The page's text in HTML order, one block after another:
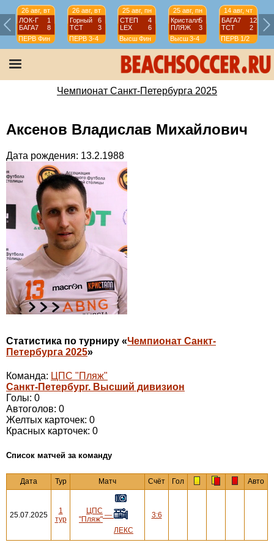
26 авг, вт
ЛОК-Г
1
БАГА7
8
ПЕРВ Фин
26 авг, вт
Горный
6
ТСТ
3
ПЕРВ 3-4
25 авг, пн
СТЕП
4
LEX
6
Высш Фин
25 авг, пн
Кристалл5
ПЛЯЖ
3
Высш 3-4
14 авг, чт
БАГА7
12
ТСТ
2
ПЕРВ 1/2
Чемпионат Санкт-Петербурга 2025
Аксенов Владислав Михайлович
Дата рождения: 13.2.1988
Статистика по турниру «Чемпионат Санкт-
Петербурга 2025»
Команда: ЦПС "Пляж"
Санкт-Петербург. Высший дивизион
Голы: 0
Автоголов: 0
Желтых карточек: 0
Красных карточек: 0
Cписок матчей за команду
Дата Тур Матч Счёт Гол Авто
25.07.2025
1
тур
ЦПС
"Пляж" —
ЛЕКС
3:6